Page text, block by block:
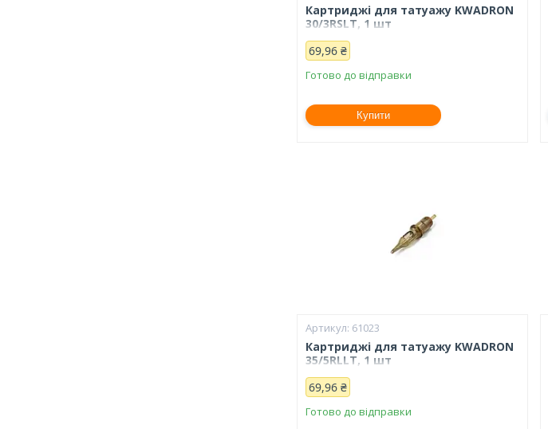
Картриджі для татуажу KWADRON
30/3RSLT, 1 шт
69,96 ₴
Готово до відправки
Купити
61023
Картриджі для татуажу KWADRON
35/5RLLT, 1 шт
69,96 ₴
Готово до відправки